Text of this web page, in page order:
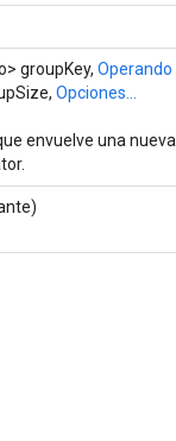
groupKey, Operando
Opciones...
envuelve una nueva